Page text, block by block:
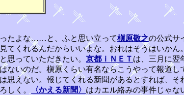
たよな……と、ふと思い立って槇原敬之の公式サ
てくれるんだからいいよな。おれはそうはいか
思っていただきたい。 京都ｉＮＥＴ は、三月に翌
ないのだ。槇原くらい有名ならこうやって報道し
思えない。報じてくれる新聞があるとすれば、そ
しく。
〈かえる新聞〉 はカエル絡みの事件じゃな